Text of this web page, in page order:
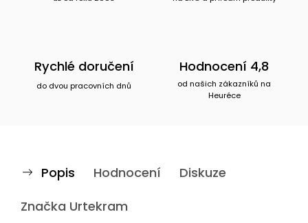
Rychlé doručení
do dvou pracovních dnů
Hodnocení 4,8
od našich zákazníků na
Heuréce
Popis Hodnocení
Diskuze
Značka Urtekram